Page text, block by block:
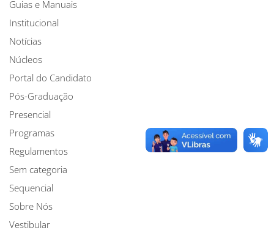
Guias e Manuais
Institucional
Notícias
Núcleos
Portal do Candidato
Pós-Graduação
Presencial
Programas
Regulamentos
Sem categoria
Sequencial
Sobre Nós
Vestibular